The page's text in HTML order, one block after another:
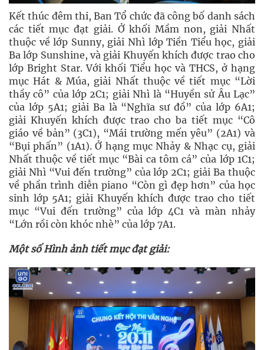
Kết thúc đêm thi, Ban Tổ chức đã công bố danh sách
các tiết mục đạt giải. Ở khối Mầm non, giải Nhất
thuộc về lớp Sunny, giải Nhì lớp Tiền Tiểu học, giải
Ba lớp Sunshine, và giải Khuyến khích được trao cho
lớp Bright Star. Với khối Tiểu học và THCS, ở hạng
mục Hát & Múa, giải Nhất thuộc về tiết mục “Lời
thầy cô” của lớp 2C1; giải Nhì là “Huyền sử Âu Lạc”
của lớp 5A1; giải Ba là “Nghĩa sư đồ” của lớp 6A1;
giải Khuyến khích được trao cho ba tiết mục “Cô
giáo về bản” (3C1), “Mái trường mến yêu” (2A1) và
“Bụi phấn” (1A1). Ở hạng mục Nhảy & Nhạc cụ, giải
Nhất thuộc về tiết mục “Bài ca tôm cá” của lớp 1C1;
giải Nhì “Vui đến trường” của lớp 2C1; giải Ba thuộc
về phần trình diễn piano “Còn gì đẹp hơn” của học
sinh lớp 5A1; giải Khuyến khích được trao cho tiết
mục “Vui đến trường” của lớp 4C1 và màn nhảy
“Lớn rồi còn khóc nhè” của lớp 7A1.
Một số Hình ảnh tiết mục đạt giải: